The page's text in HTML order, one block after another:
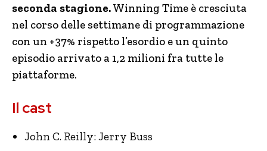
seconda stagione.Winning Time è cresciuta
nel corso delle settimane di programmazione
con un +37% rispetto l’esordio e un quinto
episodio arrivato a 1,2 milioni fra tutte le
piattaforme.
Il cast
John C. Reilly: Jerry Buss